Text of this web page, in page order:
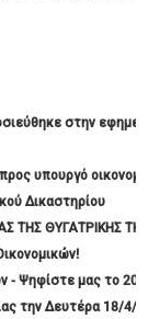
στην
υπουργό
Δικαστηρίου
ΤΗΣ ΘΥΓΑΤΡΙΚΗΣ
Ψηφίστε μας το
την Δευτέρα 18/4/